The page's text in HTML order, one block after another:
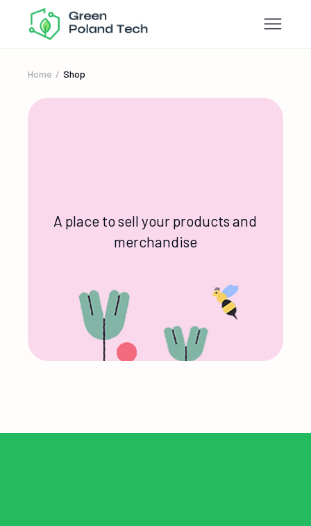
Home Shop
A place to sell your products and
merchandise